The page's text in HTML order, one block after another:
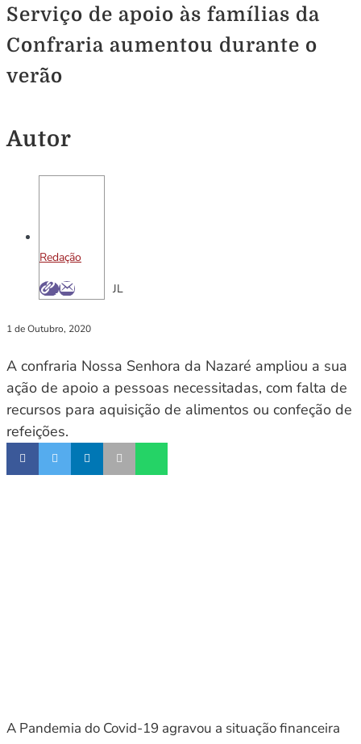
Serviço de apoio às famílias da
Confraria aumentou durante o
verão
Autor
Redação
JL
1 de Outubro, 2020
A confraria Nossa Senhora da Nazaré ampliou a sua
ação de apoio a pessoas necessitadas, com falta de
recursos para aquisição de alimentos ou confeção de
refeições.
A Pandemia do Covid-19 agravou a situação financeira